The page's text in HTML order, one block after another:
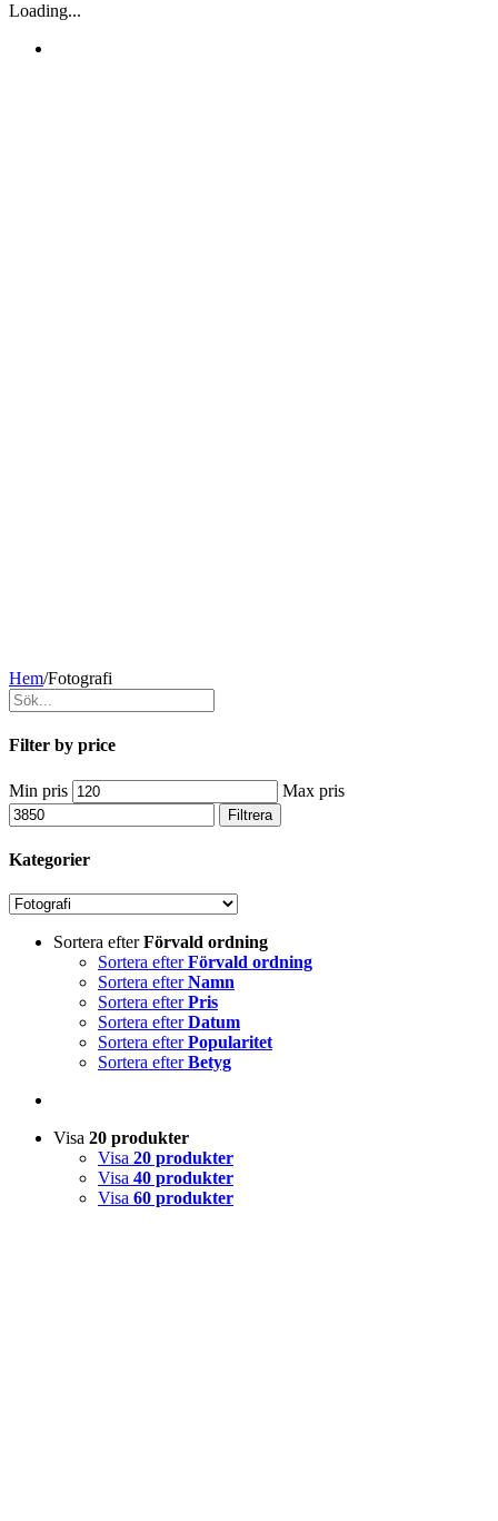
Loading...
Hem/Fotografi
Filter by price
Min pris Max pris
Filtrera
Kategorier
Sortera efterFörvald ordning
Sortera efterFörvald ordning
Sortera efterNamn
Sortera efterPris
Sortera efterDatum
Sortera efterPopularitet
Sortera efterBetyg
Visa 20 produkter
Visa 20 produkter
Visa 40 produkter
Visa 60 produkter